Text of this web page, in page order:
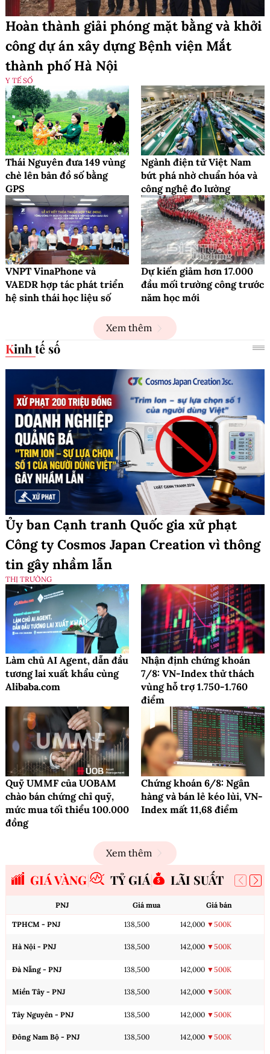
Hoàn thành giải phóng mặt bằng và khởi
công dự án xây dựng Bệnh viện Mắt
thành phố Hà Nội
Y TẾ SỐ
Thái Nguyên đưa 149 vùng
chè lên bản đồ số bằng
GPS
Ngành điện tử Việt Nam
bứt phá nhờ chuẩn hóa và
công nghệ đo lường
VNPT VinaPhone và
VAEDR hợp tác phát triển
hệ sinh thái học liệu số
Dự kiến giảm hơn 17.000
đầu mối trường công trước
năm học mới
Xem thêm
Kinh tế số
Ủy ban Cạnh tranh Quốc gia xử phạt
Công ty Cosmos Japan Creation vì thông
tin gây nhầm lẫn
THỊ TRƯỜNG
Làm chủ AI Agent, dẫn đầu
tương lai xuất khẩu cùng
Alibaba.com
Nhận định chứng khoán
7/8: VN-Index thử thách
vùng hỗ trợ 1.750-1.760
điểm
Quỹ UMMF của UOBAM
chào bán chứng chỉ quỹ,
mức mua tối thiểu 100.000
đồng
Chứng khoán 6/8: Ngân
hàng và bán lẻ kéo lùi, VN-
Index mất 11,68 điểm
Xem thêm
GIÁ VÀNG TỶ GIÁ LÃI SUẤT
PNJ Giá mua Giá bán
TPHCM - PNJ 138,500 142,000 ▼500K
Hà Nội - PNJ 138,500 142,000 ▼500K
Đà Nẵng - PNJ 138,500 142,000 ▼500K
Miền Tây - PNJ 138,500 142,000 ▼500K
Tây Nguyên - PNJ 138,500 142,000 ▼500K
Đông Nam Bộ - PNJ 138,500 142,000 ▼500K